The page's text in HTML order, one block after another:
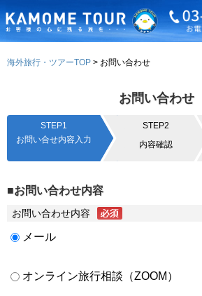
海外旅行・ツアーTOP お問い合わせ
お問い合わせ
STEP1
お問い合せ内容入力
STEP2
内容確認
■お問い合わせ内容
お問い合わせ内容
メール
オンライン旅行相談（ZOOM）